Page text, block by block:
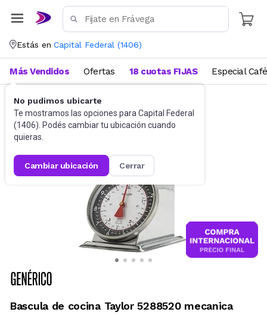
Estás en Capital Federal (1406)
No pudimos ubicarte
Te mostramos las opciones para Capital Federal
(1406). Podés cambiar tu ubicación cuando
quieras.
cambiar ubicación cerrar
Más Vendidos Ofertas 18 cuotas FIJAS Especial Café
Cocina Balanzas
Bascula de cocina Taylor 5288520 mecanica